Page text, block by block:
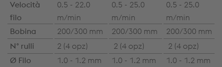
Velocità
filo
0.5 - 22.0
m/min
0.5 - 25.0
m/min
0.5 - 25.0
m/min
Bobina
200/300 mm 200/300 mm
200/300 mm
N° rulli
2 (4 opz) 2 (4 opz)
2 (4 opz)
Ø Filo
1.0 - 1.2 mm
1.0 - 1.2 mm
1.0 - 1.2 mm